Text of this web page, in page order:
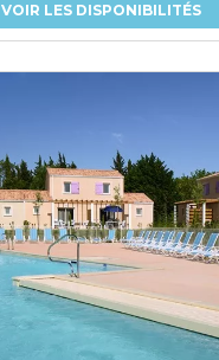
VOIR LES DISPONIBILITÉS